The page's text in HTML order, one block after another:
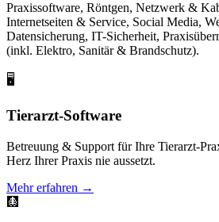
Praxissoftware, Röntgen, Netzwerk &
Internetseiten & Service, Social Media,
Datensicherung, IT-Sicherheit,
(inkl. Elektro, Sanitär & Brandschutz).
🖥️
Tierarzt-Software
Betreuung & Support für Ihre Tierarzt-
Herz Ihrer Praxis nie aussetzt.
Mehr erfahren →
🩻